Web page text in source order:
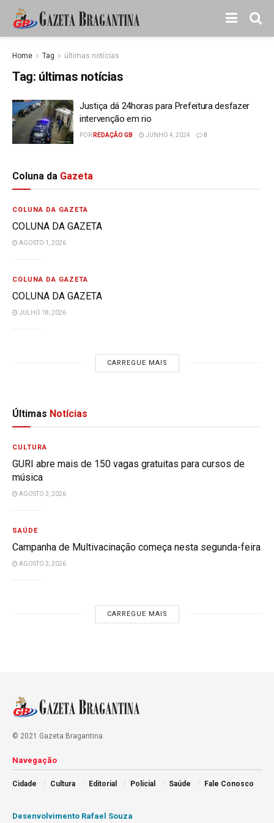
Home Tag últimas notícias
Tag: últimas notícias
Justiça dá 24horas para Prefeitura desfazer
intervenção em rio
POR REDAÇÃO GB JUNHO 4, 2024 0
Coluna da Gazeta
COLUNA DA GAZETA
COLUNA DA GAZETA
AGOSTO 1, 2026
COLUNA DA GAZETA
COLUNA DA GAZETA
JULHO 18, 2026
CARREGUE MAIS
Últimas Notícias
CULTURA
GURI abre mais de 150 vagas gratuitas para cursos de
música
AGOSTO 3, 2026
SAÚDE
Campanha de Multivacinação começa nesta segunda-feira
AGOSTO 3, 2026
CARREGUE MAIS
© 2021 Gazeta Bragantina
Navegação
Cidade Cultura Editorial Policial Saúde Fale Conosco
Desenvolvimento Rafael Souza